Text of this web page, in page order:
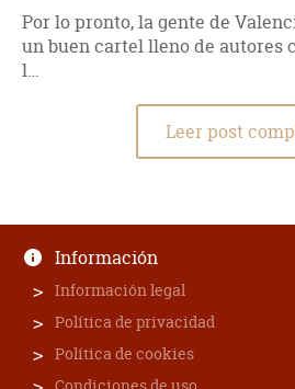
Por lo pronto, la gente de
un buen cartel lleno de autores
l…
Leer post
Información
Información legal
Política de privacidad
Política de cookies